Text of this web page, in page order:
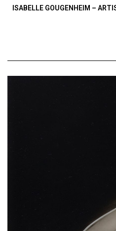
ISABELLE GOUGENHEIM –